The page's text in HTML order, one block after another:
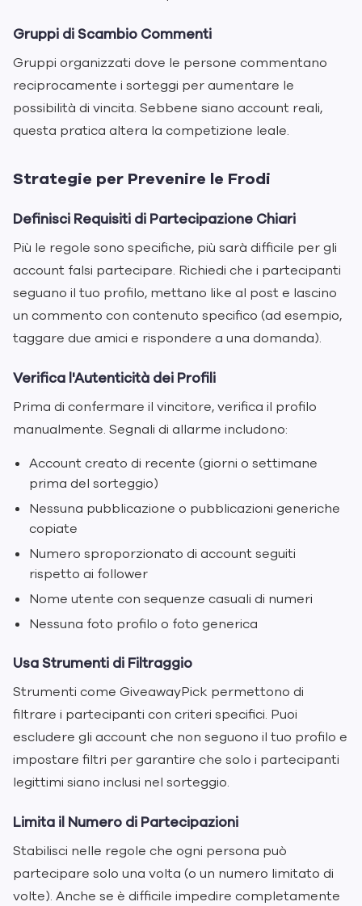
Gruppi di Scambio Commenti
Gruppi organizzati dove le persone commentano
reciprocamente i sorteggi per aumentare le
possibilità di vincita. Sebbene siano account reali,
questa pratica altera la competizione leale.
Strategie per Prevenire le Frodi
Definisci Requisiti di Partecipazione Chiari
Più le regole sono specifiche, più sarà difficile per gli
account falsi partecipare. Richiedi che i partecipanti
seguano il tuo profilo, mettano like al post e lascino
un commento con contenuto specifico (ad esempio,
taggare due amici e rispondere a una domanda).
Verifica l'Autenticità dei Profili
Prima di confermare il vincitore, verifica il profilo
manualmente. Segnali di allarme includono:
Account creato di recente (giorni o settimane
prima del sorteggio)
Nessuna pubblicazione o pubblicazioni generiche
copiate
Numero sproporzionato di account seguiti
rispetto ai follower
Nome utente con sequenze casuali di numeri
Nessuna foto profilo o foto generica
Usa Strumenti di Filtraggio
Strumenti come GiveawayPick permettono di
filtrare i partecipanti con criteri specifici. Puoi
escludere gli account che non seguono il tuo profilo e
impostare filtri per garantire che solo i partecipanti
legittimi siano inclusi nel sorteggio.
Limita il Numero di Partecipazioni
Stabilisci nelle regole che ogni persona può
partecipare solo una volta (o un numero limitato di
volte). Anche se è difficile impedire completamente